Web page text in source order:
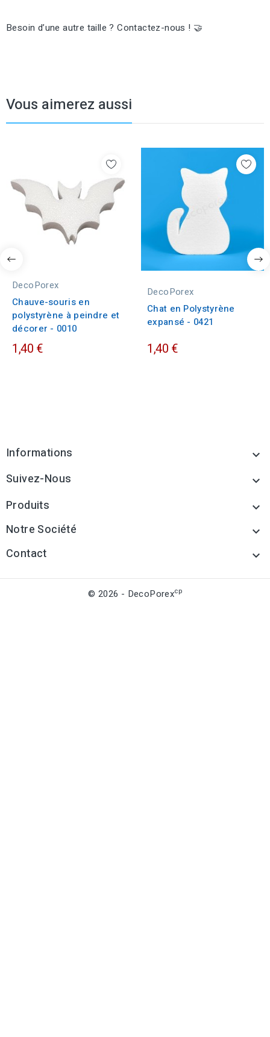
Besoin d’une autre taille ? Contactez-nous ! 🤝
Vous aimerez aussi
DecoPorex
Chauve-souris en
polystyrène à peindre et
décorer - 0010
1,40 €
DecoPorex
Chat en Polystyrène
expansé - 0421
1,40 €
Informations 
Suivez-Nous 
Produits 
Notre Société 
Contact 
© 2026 - DecoPorexcp